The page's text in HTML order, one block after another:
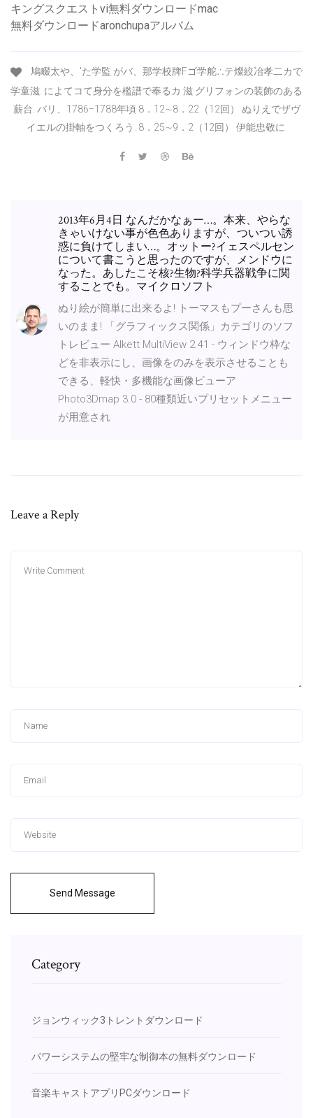
キングスクエストvi無料ダウンロードmac
無料ダウンロードaronchupaアルバム
鳩畷太や、′た学監 がバ、那学校牌Fゴ学舵∴テ燦絞冶孝二カで
学童滋. によてコて身分を檻譜で奉るカ 滋 グリフォンの装飾のある
薪台. バリ、1786−1788年頃 8．12∼8．22（12回） ぬりえでザヴ
イエルの掛軸をつくろう. 8．25∼9．2（12回） 伊能忠敬に
2013年6月4日 なんだかなぁー…。本来、やらな
きゃいけない事が色色ありますが、ついつい誘
惑に負けてしまい…。オットー?イェスペルセン
について書こうと思ったのですが、メンドウに
なった。あしたこそ核?生物?科学兵器戦争に関
することでも。マイクロソフト
ぬり絵が簡単に出来るよ! トーマスもプーさんも思
いのまま! 「グラフィックス関係」カテゴリのソフ
トレビュー Alkett MultiView 2.41 - ウィンドウ枠な
どを非表示にし、画像をのみを表示させることも
できる、軽快・多機能な画像ビューア
Photo3Dmap 3.0 - 80種類近いプリセットメニュー
が用意され
Leave a Reply
Send Message
Category
ジョンウィック3トレントダウンロード
パワーシステムの堅牢な制御本の無料ダウンロード
音楽キャストアプリPCダウンロード